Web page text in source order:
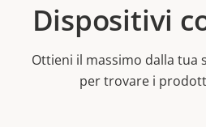
Dispositivi
Ottieni il massimo dalla tua
per trovare i